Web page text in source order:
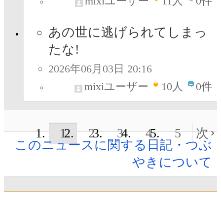
あの世に逃げられてしまっ
たな!
2026年06月03日 20:16
mixiユーザー
10人 0件
1 2 3 4 5
次
このニュースに関する日記・つぶ
やきについて